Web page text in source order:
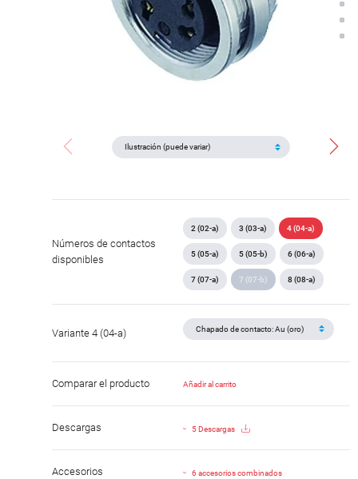
Números de contactos
disponibles
2 (02-a) 3 (03-a) 4 (04-a)
5 (05-a) 5 (05-b) 6 (06-a)
7 (07-a) 7 (07-b) 8 (08-a)
Variante 4 (04-a)
Comparar el producto Añadir al carrito
Descargas 5 Descargas
Accesorios 6 accesorios combinados